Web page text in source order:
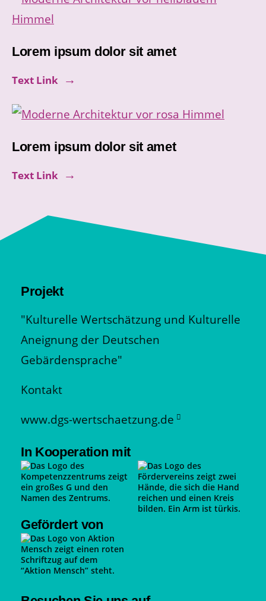
Lorem ipsum dolor sit amet
Text Link
Lorem ipsum dolor sit amet
Text Link
Projekt
"Kulturelle Wertschätzung und Kulturelle
Aneignung der Deutschen
Gebärdensprache"
Kontakt
www.dgs-wertschaetzung.de
In Kooperation mit
Gefördert von